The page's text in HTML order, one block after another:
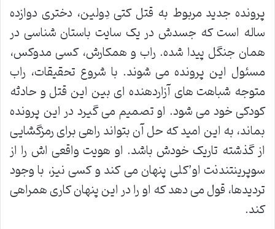
پرونده جدید مربوط به قتل کتی دِولین، دختری دوازده
ساله است که جسدش در یک سایت باستان شناسی در
همان جنگل پیدا شده. راب و همکارش، کسی مدوکس،
مسئول این پرونده می شوند. با شروع تحقیقات، راب
متوجه شباهت های آزاردهنده ای بین این قتل و حادثه
کودکی خود می شود. او تصمیم می گیرد در این پرونده
بماند، به این امید که حل آن بتواند راهی برای رمزگشایی
از گذشته تاریک خودش باشد. او هویت واقعی اش را از
سوپرینتندنت او’کلی پنهان می کند و کسی نیز، با وجود
تردیدها، قول می دهد که او را در این پنهان کاری همراهی
کند.